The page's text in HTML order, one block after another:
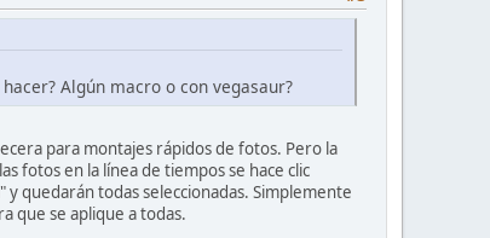
Algún macro o con vegasaur?
para montajes rápidos de fotos. Pero la
fotos en la línea de tiempos se hace clic
quedarán todas seleccionadas. Simplemente
que se aplique a todas.